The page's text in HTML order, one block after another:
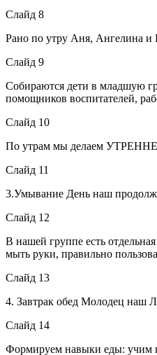
Слайд 8
Рано по утру Аня, Ангелина и
Слайд 9
Собираются дети в младшую
помощников воспитателей,
Слайд 10
По утрам мы делаем
Слайд 11
3.Умывание День наш
Слайд 12
В нашей группе есть
мыть руки, правильно
Слайд 13
4. Завтрак обед Молодец наш
Слайд 14
Формируем навыки еды: учим